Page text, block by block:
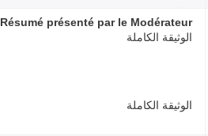
Résumé présenté par le Modérateur
الوثيقة الكاملة
الوثيقة الكاملة